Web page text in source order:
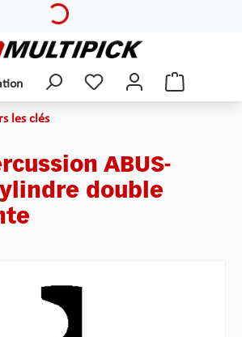
les clés
ABUS-
double
d'images